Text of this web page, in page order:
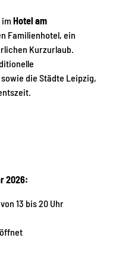
Hotel am
Familienhotel, ein
Kurzurlaub.
die Städte Leipzig,
2026:
13 bis 20 Uhr